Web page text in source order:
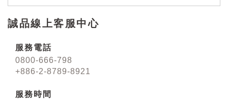
誠品線上客服中心
服務電話
0800-666-798
+886-2-8789-8921
服務時間